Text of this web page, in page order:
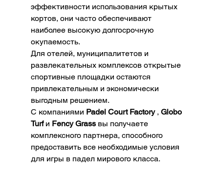
эффективности использования крытых
кортов, они часто обеспечивают
наиболее высокую долгосрочную
окупаемость.
Для отелей, муниципалитетов и
развлекательных комплексов открытые
спортивные площадки остаются
привлекательным и экономически
выгодным решением.
С компаниями Padel Court Factory , Globo
Turf и Fency Grass вы получаете
комплексного партнера, способного
предоставить все необходимые условия
для игры в падел мирового класса.